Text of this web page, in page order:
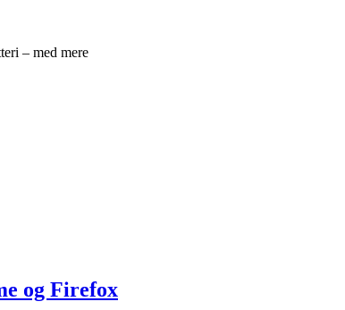
– med mere
og Firefox